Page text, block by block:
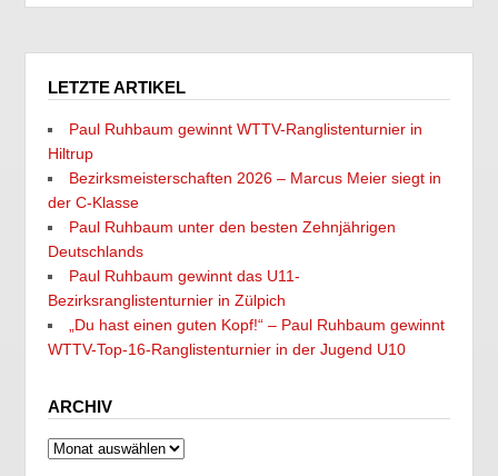
LETZTE ARTIKEL
Paul Ruhbaum gewinnt WTTV-Ranglistenturnier in
Hiltrup
Bezirksmeisterschaften 2026 – Marcus Meier siegt in
der C-Klasse
Paul Ruhbaum unter den besten Zehnjährigen
Deutschlands
Paul Ruhbaum gewinnt das U11-
Bezirksranglistenturnier in Zülpich
„Du hast einen guten Kopf!“ – Paul Ruhbaum gewinnt
WTTV-Top-16-Ranglistenturnier in der Jugend U10
ARCHIV
Archiv